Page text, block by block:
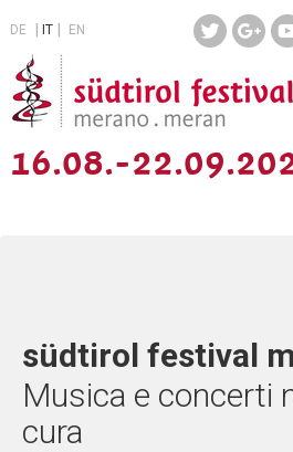
DE IT EN
16.08.-
südtirol festival
Musica e concerti
cura